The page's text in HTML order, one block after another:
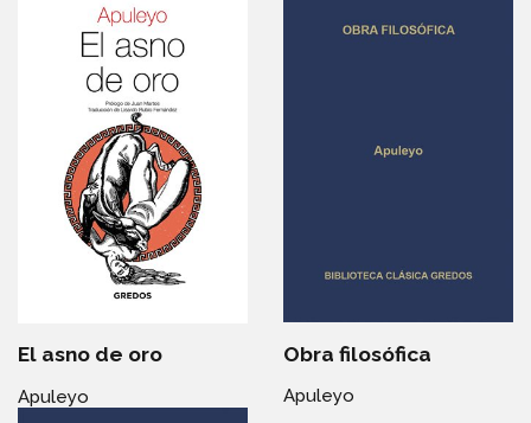
El asno de oro
Apuleyo
Obra filosófica
Apuleyo